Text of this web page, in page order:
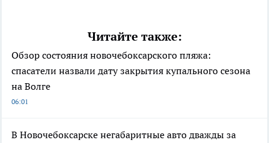
Читайте также:
Обзор состояния новочебоксарского пляжа:
спасатели назвали дату закрытия купального сезона
на Волге
06:01
В Новочебоксарске негабаритные авто дважды за